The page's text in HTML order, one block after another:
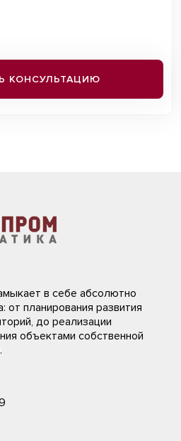
КОНСУЛЬТАЦИЮ
в себе абсолютно
планирования развития
до реализации
объектами собственной